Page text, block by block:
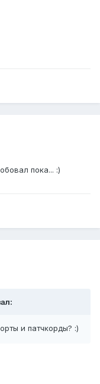
пока... :)
и патчкорды? :)